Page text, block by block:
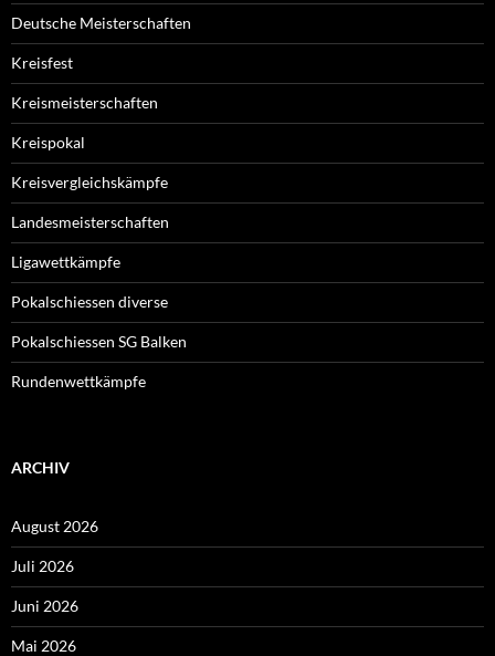
Deutsche Meisterschaften
Kreisfest
Kreismeisterschaften
Kreispokal
Kreisvergleichskämpfe
Landesmeisterschaften
Ligawettkämpfe
Pokalschiessen diverse
Pokalschiessen SG Balken
Rundenwettkämpfe
ARCHIV
August 2026
Juli 2026
Juni 2026
Mai 2026